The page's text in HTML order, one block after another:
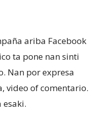
ariba Facebook
ta pone nan sinti
Nan por expresa
video of comentario.